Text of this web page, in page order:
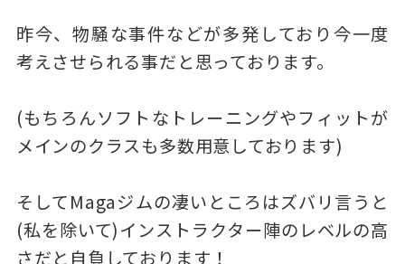
昨今、物騒な事件などが多発しており今一度
考えさせられる事だと思っております。
(もちろんソフトなトレーニングやフィットが
メインのクラスも多数用意しております)
そしてMagaジムの凄いところはズバリ言うと
(私を除いて)インストラクター陣のレベルの高
さだと自負しております！